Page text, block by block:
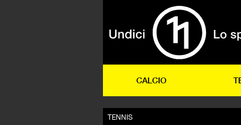
CALCIO
TENNIS